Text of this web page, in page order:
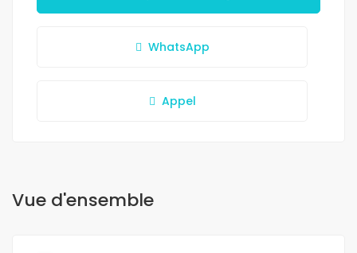
WhatsApp
Appel
Vue d'ensemble